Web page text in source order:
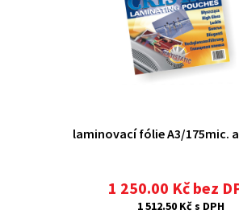
laminovací fólie A3/175mic.
1 250.00 Kč bez
1 512.50 Kč s DPH